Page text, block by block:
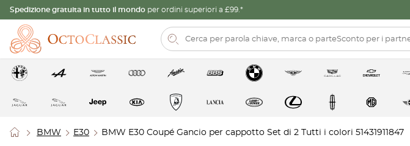
Spedizione gratuita in tutto il mondo per ordini superiori a £99.*
BMW E30 BMW E30 Coupé Gancio per cappotto Set di 2 Tutti i colori 51431911847